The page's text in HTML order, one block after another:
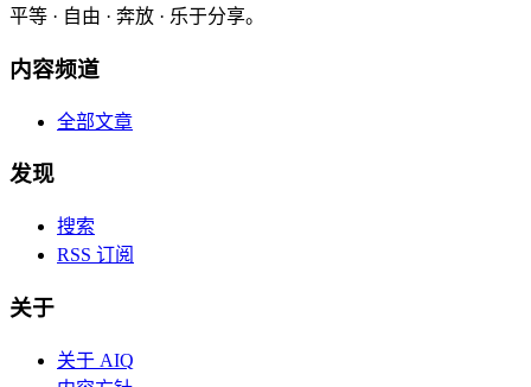
平等 · 自由 · 奔放 · 乐于分享。
内容频道
全部文章
发现
搜索
RSS 订阅
关于
关于 AIQ